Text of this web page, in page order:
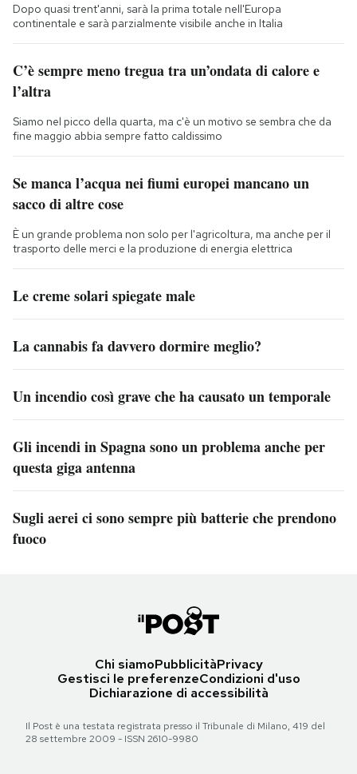
Dopo quasi trent'anni, sarà la prima totale nell'Europa
continentale e sarà parzialmente visibile anche in Italia
C’è sempre meno tregua tra un’ondata di calore e
l’altra
Siamo nel picco della quarta, ma c'è un motivo se sembra che da
fine maggio abbia sempre fatto caldissimo
Se manca l’acqua nei fiumi europei mancano un
sacco di altre cose
È un grande problema non solo per l'agricoltura, ma anche per il
trasporto delle merci e la produzione di energia elettrica
Le creme solari spiegate male
La cannabis fa davvero dormire meglio?
Un incendio così grave che ha causato un temporale
Gli incendi in Spagna sono un problema anche per
questa giga antenna
Sugli aerei ci sono sempre più batterie che prendono
fuoco
Chi siamoPubblicitàPrivacy
Gestisci le preferenzeCondizioni d'uso
Dichiarazione di accessibilità
Il Post è una testata registrata presso il Tribunale di Milano, 419 del
28 settembre 2009 - ISSN 2610-9980